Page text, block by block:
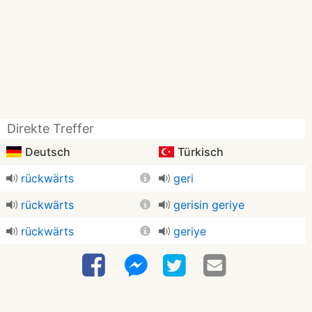
Direkte Treffer
Deutsch
Türkisch
rückwärts
geri
rückwärts
gerisin geriye
rückwärts
geriye